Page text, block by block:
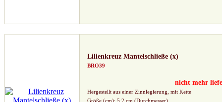
Lilienkreuz Mantelschließe (x)
BRO39
nicht mehr
Hergestellt aus einer Zinnlegierung, mit Kette
Größe (cm): 5,2 cm (Durchmesser)